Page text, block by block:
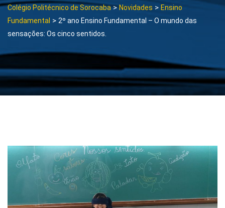
Colégio Politécnico de Sorocaba>Novidades > Ensino
Fundamental > 2º ano Ensino Fundamental – O mundo das
sensações: Os cinco sentidos.